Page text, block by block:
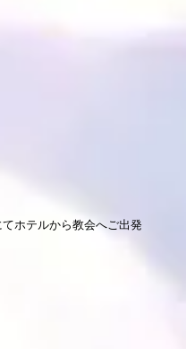
てホテルから教会へご出発